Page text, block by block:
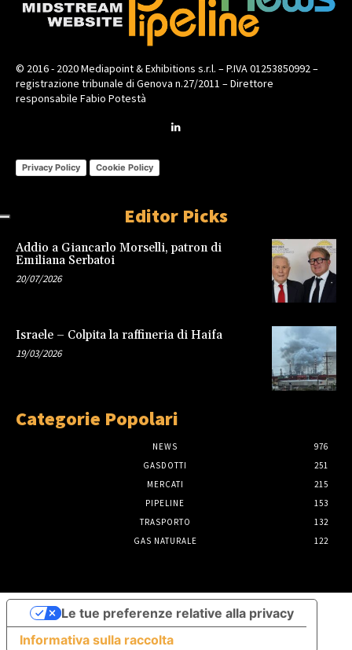
© 2016 - 2020 Mediapoint & Exhibitions s.r.l. – P.IVA 01253850992 –
registrazione tribunale di Genova n.27/2011 – Direttore
responsabile Fabio Potestà
Privacy Policy Cookie Policy
Editor Picks
Addio a Giancarlo Morselli, patron di
Emiliana Serbatoi
20/07/2026
Israele – Colpita la raffineria di Haifa
19/03/2026
Categorie Popolari
NEWS
976
GASDOTTI
251
MERCATI
215
PIPELINE
153
TRASPORTO
132
GAS NATURALE
122
Informativa sulla raccolta
Le tue preferenze relative alla privacy